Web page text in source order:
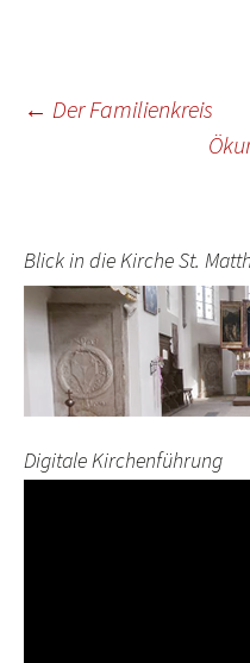
← Der Familienkreis
Blick in die Kirche St.
Digitale Kirchenführung